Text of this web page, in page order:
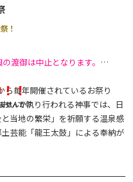
！
渡御は中止となります。
毎年開催されているお祭り
いて執り行われる神事では、日
当地の繁栄」を祈願する温泉感
芸能「龍王太鼓」による奉納が
女性だけで担ぐ艶やかな「女樽
！
せんか？
金）
水）～31日（金）